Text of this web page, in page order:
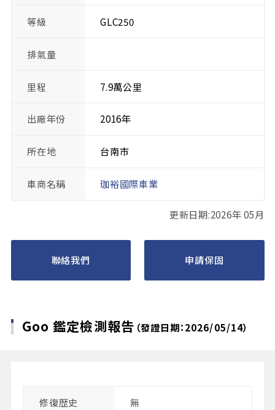
等級 GLC250
排氣量
里程 7.9萬公里
出廠年份 2016年
所在地 台南市
車商名稱 珈裕國際車業
更新日期:2026年 05月
聯絡我們 申請保固
Goo 鑑定檢測報告 （發證日期：2026/05/14）
修復歴史 無